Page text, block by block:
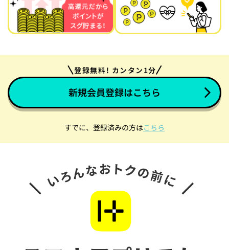
登録無料! カンタン1分
新規会員登録はこちら
すでに、登録済みの方はこちら